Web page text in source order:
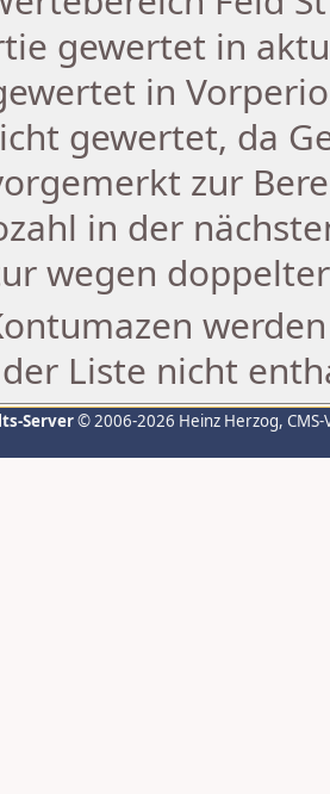
gewertet in
in
gewertet, da
zur
in der
wegen
Liste nicht
Server© 2006-2026 Heinz Herzog,